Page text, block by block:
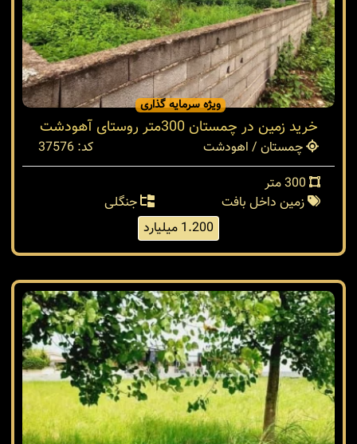
ویژه سرمایه گذاری
خرید زمین در چمستان 300متر روستای آهودشت
چمستان / اهودشت
کد: 37576
زمین داخل بافت
جنگلی
1.200 میلیارد